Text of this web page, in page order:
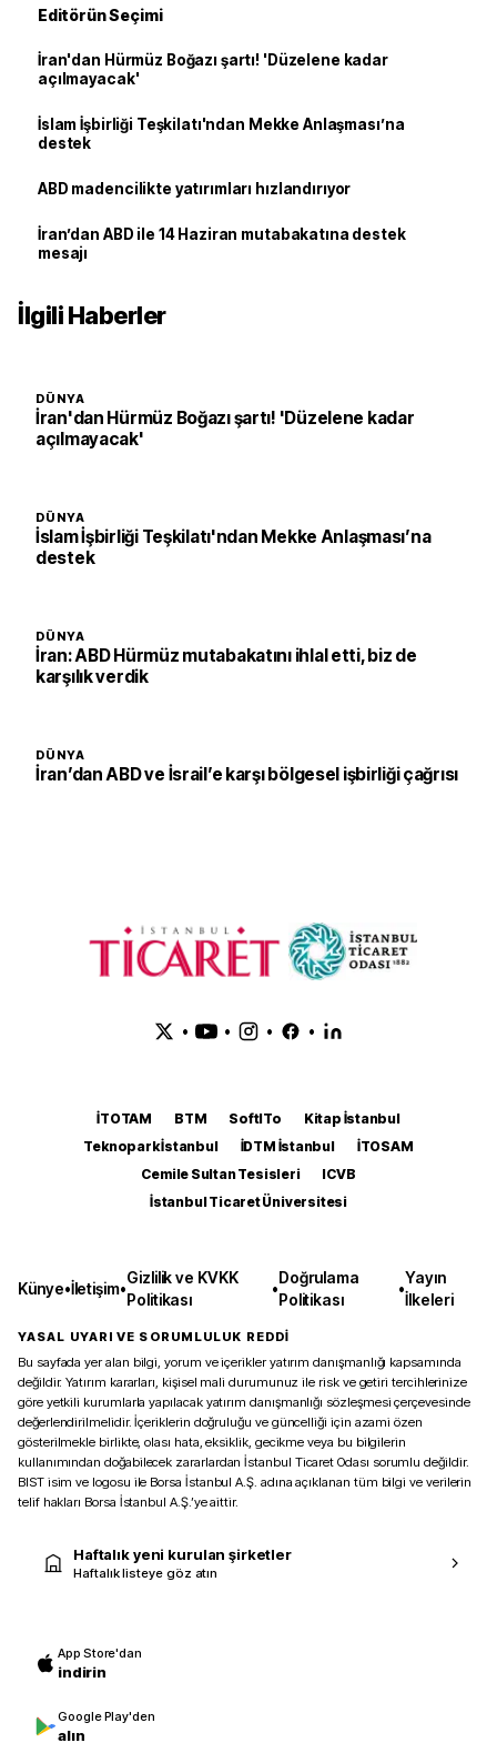
Editörün Seçimi
İran'dan Hürmüz Boğazı şartı! 'Düzelene kadar
açılmayacak'
İslam İşbirliği Teşkilatı'ndan Mekke Anlaşması’na
destek
ABD madencilikte yatırımları hızlandırıyor
İran’dan ABD ile 14 Haziran mutabakatına destek
mesajı
İlgili Haberler
DÜNYA
İran'dan Hürmüz Boğazı şartı! 'Düzelene kadar
açılmayacak'
DÜNYA
İslam İşbirliği Teşkilatı'ndan Mekke Anlaşması’na
destek
DÜNYA
İran: ABD Hürmüz mutabakatını ihlal etti, biz de
karşılık verdik
DÜNYA
İran’dan ABD ve İsrail’e karşı bölgesel işbirliği çağrısı
• • • •
İTOTAM BTM SoftITo
Kitap İstanbul
Teknopark İstanbul
İDTM İstanbul
İTOSAM
Cemile Sultan Tesisleri
ICVB
İstanbul Ticaret Üniversitesi
Künye•İletişim•
Gizlilik ve KVKK
Politikası
•
Doğrulama
Politikası
•
Yayın
İlkeleri
YASAL UYARI VE SORUMLULUK REDDİ
Bu sayfada yer alan bilgi, yorum ve içerikler yatırım danışmanlığı kapsamında
değildir. Yatırım kararları, kişisel mali durumunuz ile risk ve getiri tercihlerinize
göre yetkili kurumlarla yapılacak yatırım danışmanlığı sözleşmesi çerçevesinde
değerlendirilmelidir. İçeriklerin doğruluğu ve güncelliği için azami özen
gösterilmekle birlikte, olası hata, eksiklik, gecikme veya bu bilgilerin
kullanımından doğabilecek zararlardan İstanbul Ticaret Odası sorumlu değildir.
BIST isim ve logosu ile Borsa İstanbul A.Ş. adına açıklanan tüm bilgi ve verilerin
telif hakları Borsa İstanbul A.Ş.’ye aittir.
Haftalık yeni kurulan şirketler
Haftalık listeye göz atın
App Store'dan
indirin
Google Play'den
alın